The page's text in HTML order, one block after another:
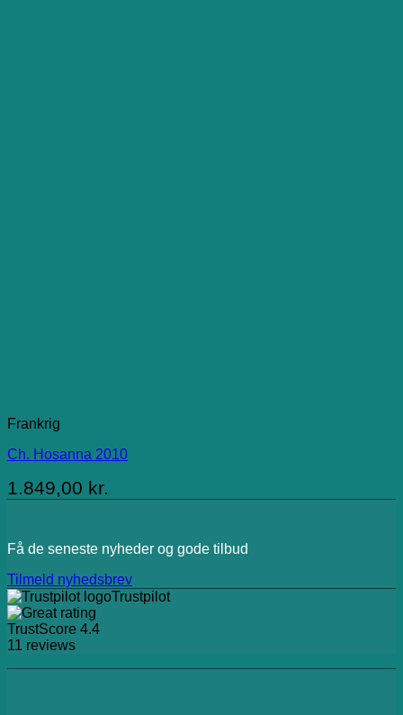
Frankrig
Ch. Hosanna 2010
1.849,00 kr.
Få de seneste nyheder og gode tilbud
Tilmeld nyhedsbrev
Trustpilot
TrustScore 4.4
11 reviews